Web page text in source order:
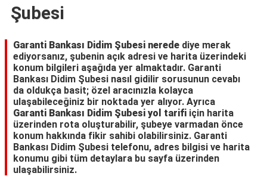
Şubesi
Garanti Bankası Didim Şubesi nerede diye merak
ediyorsanız, şubenin açık adresi ve harita üzerindeki
konum bilgileri aşağıda yer almaktadır. Garanti
Bankası Didim Şubesi nasıl gidilir sorusunun cevabı
da oldukça basit; özel aracınızla kolayca
ulaşabileceğiniz bir noktada yer alıyor. Ayrıca
Garanti Bankası Didim Şubesi yol tarifi için harita
üzerinden rota oluşturabilir, şubeye varmadan önce
konum hakkında fikir sahibi olabilirsiniz. Garanti
Bankası Didim Şubesi telefonu, adres bilgisi ve harita
konumu gibi tüm detaylara bu sayfa üzerinden
ulaşabilirsiniz.